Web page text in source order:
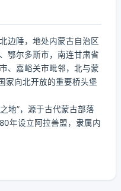
边陲，地处内蒙古自治区
鄂尔多斯市，南连甘肃省
、嘉峪关市毗邻，北与蒙
家向北开放的重要桥头堡
地”，源于古代蒙古部落
年设立阿拉善盟，隶属内